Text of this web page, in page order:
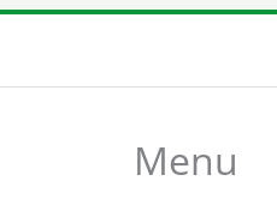
Menu